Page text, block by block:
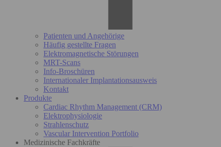
Patienten und Angehörige
Häufig gestellte Fragen
Elektromagnetische Störungen
MRT-Scans
Info-Broschüren
Internationaler Implantationsausweis
Kontakt
Produkte
Cardiac Rhythm Management (CRM)
Elektrophysiologie
Strahlenschutz
Vascular Intervention Portfolio
Medizinische Fachkräfte